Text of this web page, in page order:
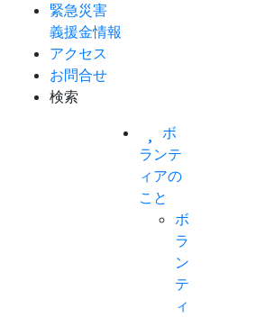
緊急災害
義援金情報
アクセス
お問合せ
検索
ボ
ランテ
ィアの
こと
ボ
ラ
ン
テ
ィ